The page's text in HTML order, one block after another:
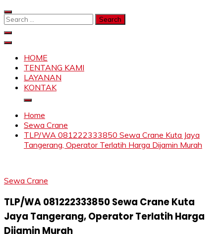
Skip
to
Search
SKYLIFTHOME
TENTANG KAMI
LAYANAN
KONTAK
Home
Sewa Crane
TLP/WA 081222333850 Sewa Crane Kuta Jaya
Tangerang, Operator Terlatih Harga Dijamin Murah
Sewa Crane
TLP/WA 081222333850 Sewa Crane Kuta
Jaya Tangerang, Operator Terlatih Harga
Dijamin Murah